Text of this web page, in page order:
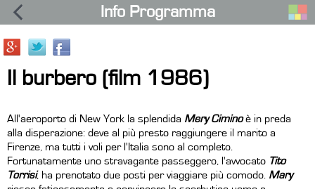
Info Programma
Il burbero (film 1986)
All'aeroporto di New York la splendida Mery Ciminoè in preda
alla disperazione: deve al più presto raggiungere il marito a
Firenze, ma tutti i voli per l'Italia sono al completo.
Fortunatamente uno stravagante passeggero, l'avvocato Tito
Torrisi, ha prenotato due posti per viaggiare più comodo. Mary